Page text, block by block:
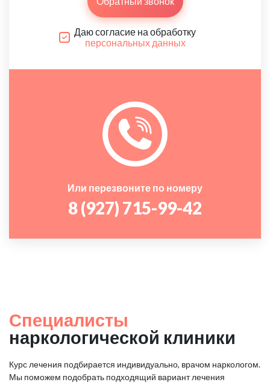
Даю согласие на обработку
персональных данных
Или перезвоните по номеру
8 (927) 715-99-42
Специалисты
наркологической клиники
Курс лечения подбирается индивидуально, врачом наркологом.
Мы поможем подобрать подходящий вариант лечения